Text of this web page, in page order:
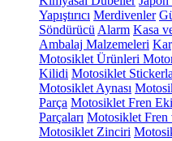
Yapıştırıcı Merdivenler
Söndürücü Alarm Kasa
Ambalaj Malzemeleri
Motosiklet Ürünleri
Kilidi Motosiklet
Motosiklet Aynası
Parça Motosiklet Fren
Parçaları Motosiklet
Motosiklet Zinciri